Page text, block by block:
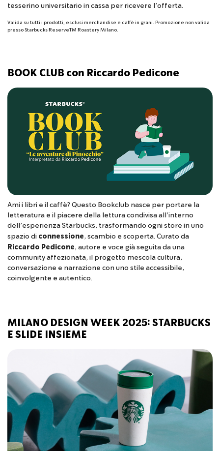
tesserino universitario in cassa per ricevere l’offerta.
Valida su tutti i prodotti, esclusi merchandise e caffè in grani. Promozione non valida
presso Starbucks ReserveTM Roastery Milano.
BOOK CLUB con Riccardo Pedicone
Ami i libri e il caffè? Questo Bookclub nasce per portare la
letteratura e il piacere della lettura condivisa all’interno
dell’esperienza Starbucks, trasformando ogni store in uno
spazio di connessione, scambio e scoperta. Curato da
Riccardo Pedicone, autore e voce già seguita da una
community affezionata, il progetto mescola cultura,
conversazione e narrazione con uno stile accessibile,
coinvolgente e autentico.
MILANO DESIGN WEEK 2025: STARBUCKS
E SLIDE INSIEME